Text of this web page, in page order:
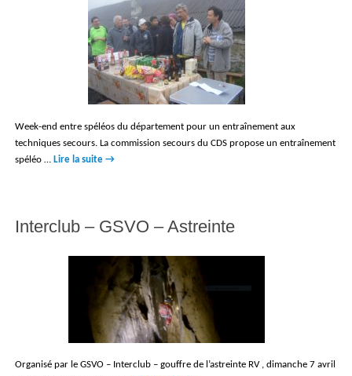
Week-end entre spéléos du département pour un entraînement aux
techniques secours. La commission secours du CDS propose un entraînement
spéléo … Lire la suite →
Interclub – GSVO – Astreinte
Organisé par le GSVO – Interclub – gouffre de l’astreinte RV , dimanche 7 avril